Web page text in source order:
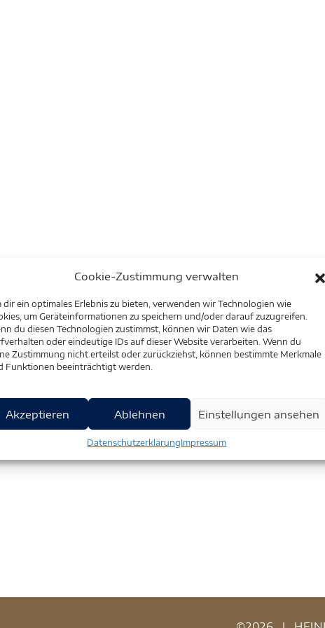
Cookie-Zustimmung verwalten
dir ein optimales Erlebnis zu bieten, verwenden wir Technologien wie
um Geräteinformationen zu speichern und/oder darauf zuzugreifen.
du diesen Technologien zustimmst, können wir Daten wie das
oder eindeutige IDs auf dieser Website verarbeiten. Wenn du
Zustimmung nicht erteilst oder zurückziehst, können bestimmte Merkmale
Funktionen beeinträchtigt werden.
Akzeptieren Ablehnen Einstellungen ansehen
DatenschutzerklärungImpressum